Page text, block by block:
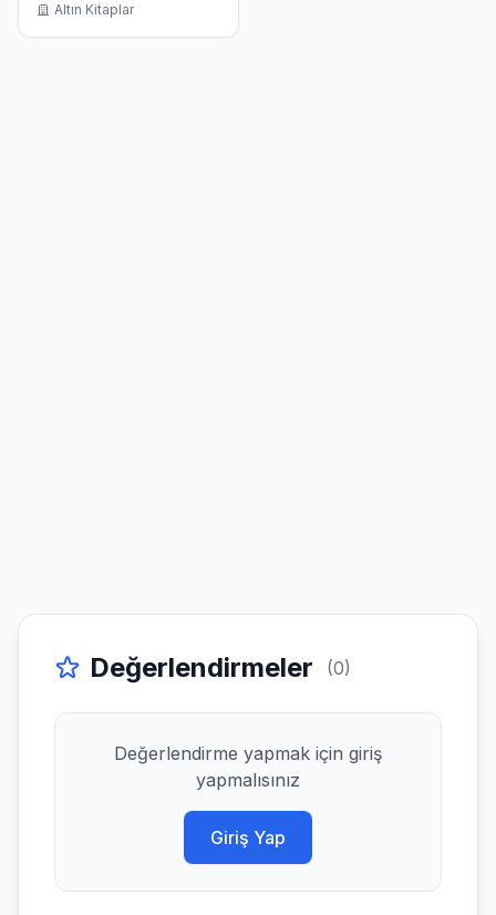
Altın Kitaplar
Değerlendirmeler (0)
Değerlendirme yapmak için giriş
yapmalısınız
Giriş Yap